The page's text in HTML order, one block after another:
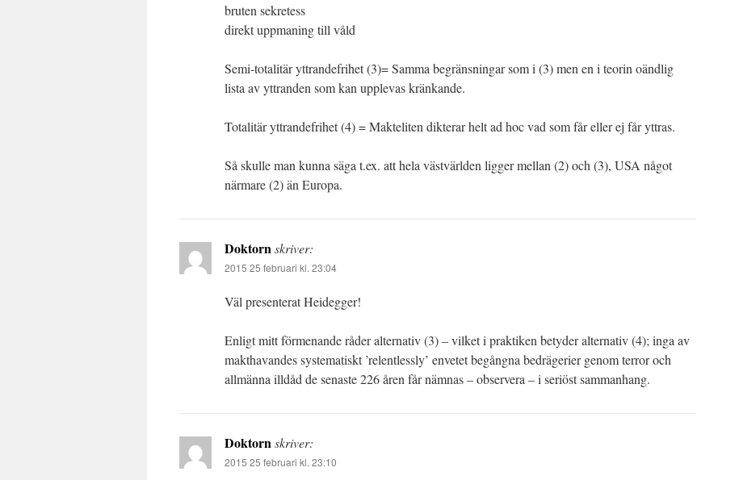
bruten sekretess
direkt uppmaning till våld
Semi-totalitär yttrandefrihet (3)= Samma begränsningar som i (3) men en i teorin oändlig
lista av yttranden som kan upplevas kränkande.
Totalitär yttrandefrihet (4) = Makteliten dikterar helt ad hoc vad som får eller ej får yttras.
Så skulle man kunna säga t.ex. att hela västvärlden ligger mellan (2) och (3), USA något
närmare (2) än Europa.
Doktornskriver:
2015 25 februari kl. 23:04
Väl presenterat Heidegger!
Enligt mitt förmenande råder alternativ (3) – vilket i praktiken betyder alternativ (4); inga av
makthavandes systematiskt ’relentlessly’ envetet begångna bedrägerier genom terror och
allmänna illdåd de senaste 226 åren får nämnas – observera – i seriöst sammanhang.
Doktornskriver:
2015 25 februari kl. 23:10